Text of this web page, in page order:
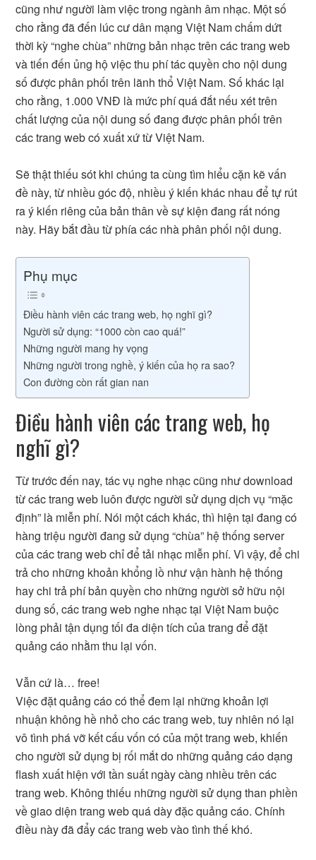
cũng như người làm việc trong ngành âm nhạc. Một số
cho rằng đã đến lúc cư dân mạng Việt Nam chấm dứt
thời kỳ “nghe chùa” những bản nhạc trên các trang web
và tiến đến ủng hộ việc thu phí tác quyền cho nội dung
số được phân phối trên lãnh thổ Việt Nam. Số khác lại
cho rằng, 1.000 VNĐ là mức phí quá đắt nếu xét trên
chất lượng của nội dung số đang được phân phối trên
các trang web có xuất xứ từ Việt Nam.
Sẽ thật thiếu sót khi chúng ta cùng tìm hiểu cặn kẽ vấn
đề này, từ nhiều góc độ, nhiều ý kiến khác nhau để tự rút
ra ý kiến riêng của bản thân về sự kiện đang rất nóng
này. Hãy bắt đầu từ phía các nhà phân phối nội dung.
Phụ mục
Điều hành viên các trang web, họ nghĩ gì?
Người sử dụng: “1000 còn cao quá!”
Những người mang hy vọng
Những người trong nghề, ý kiến của họ ra sao?
Con đường còn rất gian nan
Điều hành viên các trang web, họ
nghĩ gì?
Từ trước đến nay, tác vụ nghe nhạc cũng như download
từ các trang web luôn được người sử dụng dịch vụ “mặc
định” là miễn phí. Nói một cách khác, thì hiện tại đang có
hàng triệu người đang sử dụng “chùa” hệ thống server
của các trang web chỉ để tải nhạc miễn phí. Vì vậy, để chi
trả cho những khoản khổng lồ như vận hành hệ thống
hay chi trả phí bản quyền cho những người sở hữu nội
dung số, các trang web nghe nhạc tại Việt Nam buộc
lòng phải tận dụng tối đa diện tích của trang để đặt
quảng cáo nhằm thu lại vốn.
Vẫn cứ là… free!
Việc đặt quảng cáo có thể đem lại những khoản lợi
nhuận không hề nhỏ cho các trang web, tuy nhiên nó lại
vô tình phá vỡ kết cấu vốn có của một trang web, khiến
cho người sử dụng bị rối mắt do những quảng cáo dạng
flash xuất hiện với tần suất ngày càng nhiều trên các
trang web. Không thiếu những người sử dụng than phiền
về giao diện trang web quá dày đặc quảng cáo. Chính
điều này đã đẩy các trang web vào tình thế khó.